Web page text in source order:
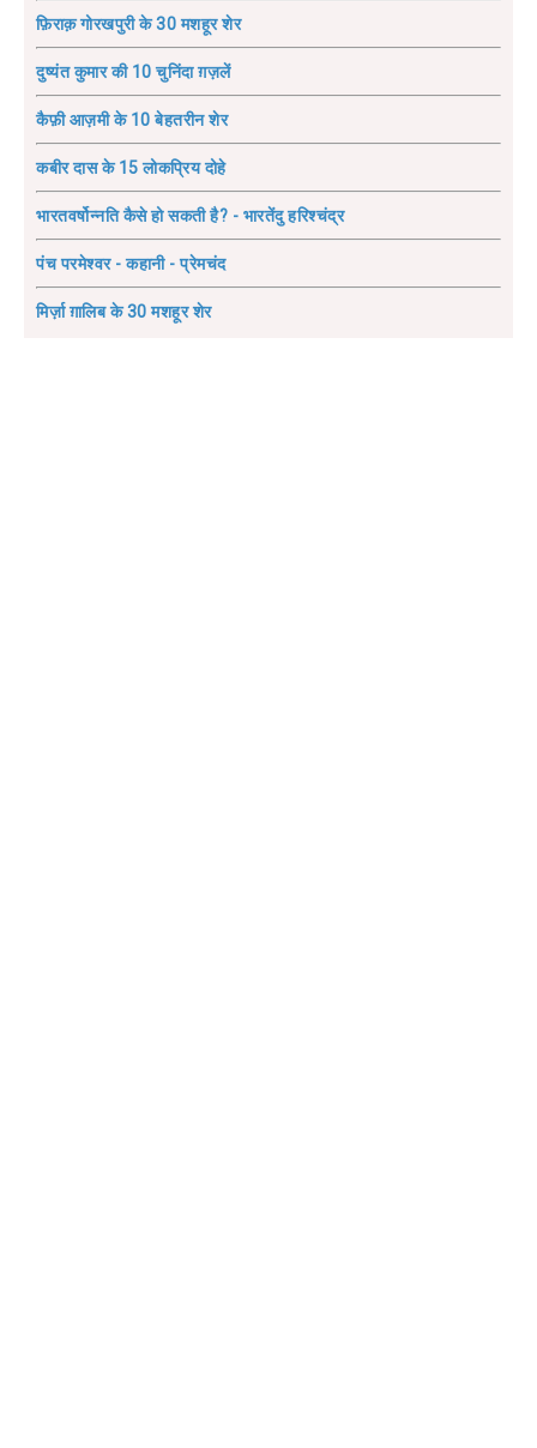
फ़िराक़ गोरखपुरी के 30 मशहूर शेर
दुष्यंत कुमार की 10 चुनिंदा ग़ज़लें
कैफ़ी आज़मी के 10 बेहतरीन शेर
कबीर दास के 15 लोकप्रिय दोहे
भारतवर्षोन्नति कैसे हो सकती है? - भारतेंदु हरिश्चंद्र
पंच परमेश्वर - कहानी - प्रेमचंद
मिर्ज़ा ग़ालिब के 30 मशहूर शेर